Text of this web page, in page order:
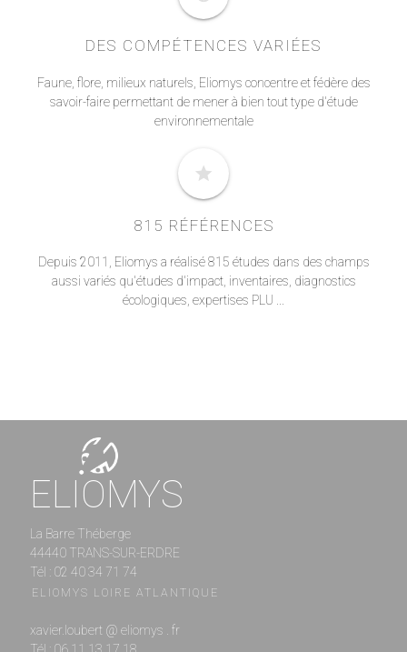
DES COMPÉTENCES VARIÉES
Faune, flore, milieux naturels, Eliomys concentre et fédère des
savoir-faire permettant de mener à bien tout type d'étude
environnementale
star
815 RÉFÉRENCES
Depuis 2011, Eliomys a réalisé 815 études dans des champs
aussi variés qu'études d'impact, inventaires, diagnostics
écologiques, expertises PLU ...
ELIOMYS
La Barre Théberge
44440 TRANS-SUR-ERDRE
Tél : 02 40 34 71 74
ELIOMYS LOIRE ATLANTIQUE
xavier.loubert @ eliomys . fr